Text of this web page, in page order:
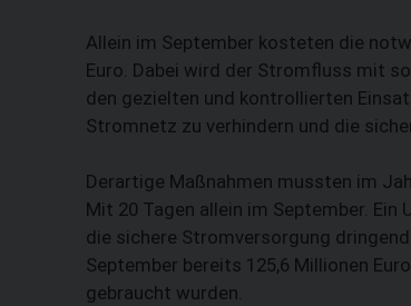
Allein im September kosteten die
Euro. Dabei wird der Stromfluss mit
den gezielten und kontrollierten
Stromnetz zu verhindern und die
Derartige Maßnahmen mussten im
Mit 20 Tagen allein im September.
die sichere Stromversorgung
September bereits 125,6 Millionen
gebraucht wurden.